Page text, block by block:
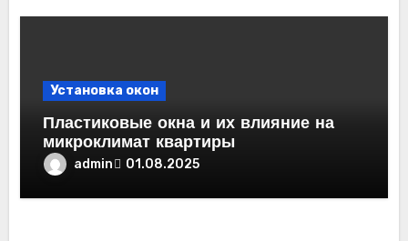
Установка окон
Пластиковые окна и их влияние на
микроклимат квартиры
admin 01.08.2025